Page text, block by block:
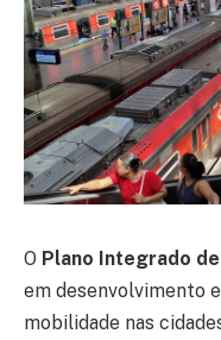
O Plano Integrado
em desenvolvimento
mobilidade nas